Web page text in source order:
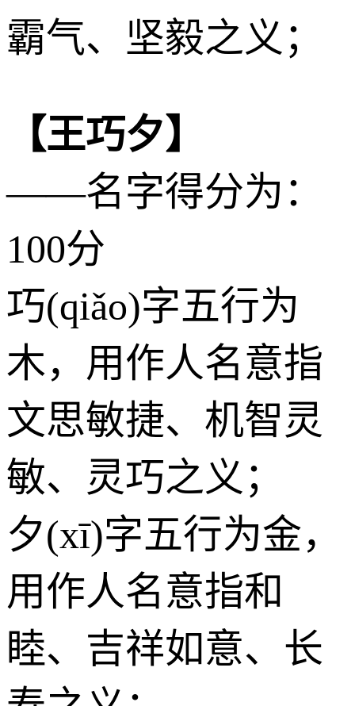
霸气、坚毅之义；
【王巧夕】
——名字得分为：
100分
巧(qiǎo)字五行为
木，用作人名意指
文思敏捷、机智灵
敏、灵巧之义；
夕(xī)字五行为金，
用作人名意指和
睦、吉祥如意、长